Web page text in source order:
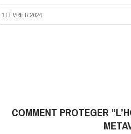
1 FÉVRIER 2024
COMMENT PROTEGER